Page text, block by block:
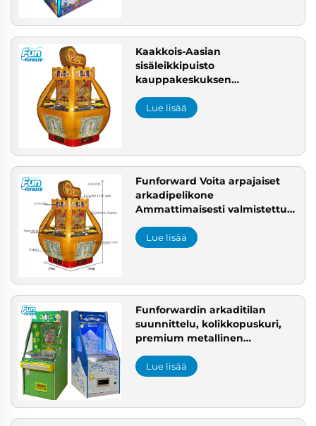
Kaakkois-Aasian
sisäleikkipuisto
kauppakeskuksen
kauppakeskuksen
sisäleikkipuiston
Lue lisää
Funforward Voita arpajaiset
arkadipelikone
Ammattimaisesti valmistettu
Metallinen Kolikkopuskuri
Myytävänä Viihdekeskukseen
Lue lisää
Funforwardin arkaditilan
suunnittelu, kolikkopuskuri,
premium metallinen
ammattimainen
arkadivalmistaja
Lue lisää